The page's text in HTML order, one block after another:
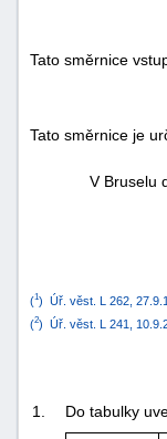
Tato směrnice
Tato směrnice je
V Bruselu
(1) Úř. věst. L 262,
(2) Úř. věst. L 241,
1. Do tabulky